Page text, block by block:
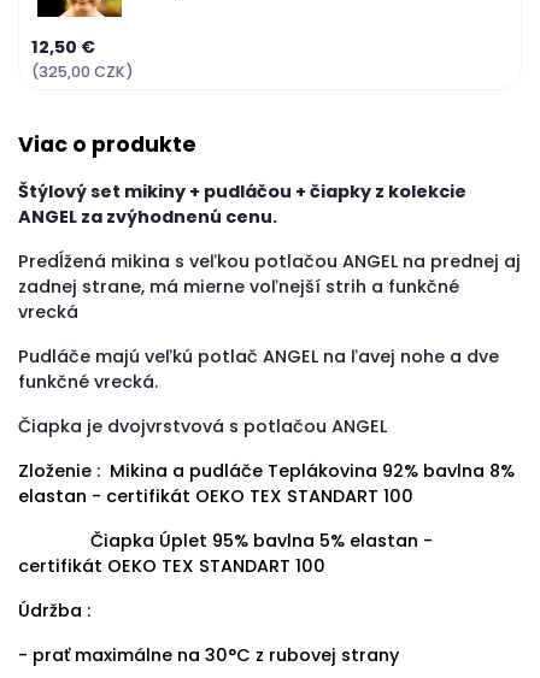
12,50 €
(325,00 CZK)
Viac o produkte
Štýlový set mikiny + pudláčou + čiapky z kolekcie
ANGEL za zvýhodnenú cenu.
Predĺžená mikina s veľkou potlačou ANGEL na prednej aj
zadnej strane, má mierne voľnejší strih a funkčné
vrecká
Pudláče majú veľkú potlač ANGEL na ľavej nohe a dve
funkčné vrecká.
Čiapka je dvojvrstvová s potlačou ANGEL
Zloženie : Mikina a pudláče Teplákovina 92% bavlna 8%
elastan - certifikát OEKO TEX STANDART 100
Čiapka Úplet 95% bavlna 5% elastan -
certifikát OEKO TEX STANDART 100
Údržba :
- prať maximálne na 30°C z rubovej strany